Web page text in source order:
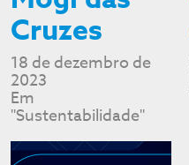
Cruzes
18 de dezembro de
2023
Em
"Sustentabilidade"